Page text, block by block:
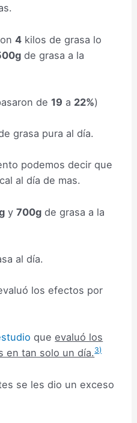
4 kilos de grasa lo
de grasa a la
de19 a 22%)
grasa pura al día.
podemos decir que
al día de mas.
y700g de grasa a la
al día.
los efectos por
queevaluó los
en tan solo un día.3)
se les dio un exceso